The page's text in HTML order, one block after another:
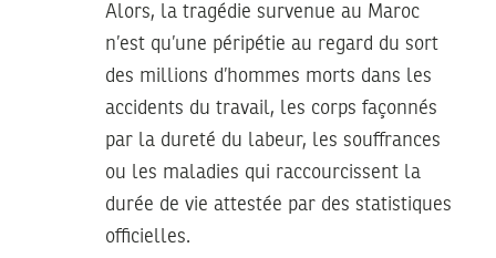
Alors, la tragédie survenue au Maroc
n’est qu’une péripétie au regard du sort
des millions d’hommes morts dans les
accidents du travail, les corps façonnés
par la dureté du labeur, les souffrances
ou les maladies qui raccourcissent la
durée de vie attestée par des statistiques
officielles.